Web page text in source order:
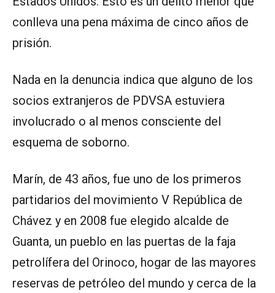
conlleva una pena máxima de cinco años de
prisión.
Nada en la denuncia indica que alguno de los
socios extranjeros de PDVSA estuviera
involucrado o al menos consciente del
esquema de soborno.
Marín, de 43 años, fue uno de los primeros
partidarios del movimiento V República de
Chávez y en 2008 fue elegido alcalde de
Guanta, un pueblo en las puertas de la faja
petrolífera del Orinoco, hogar de las mayores
reservas de petróleo del mundo y cerca de la